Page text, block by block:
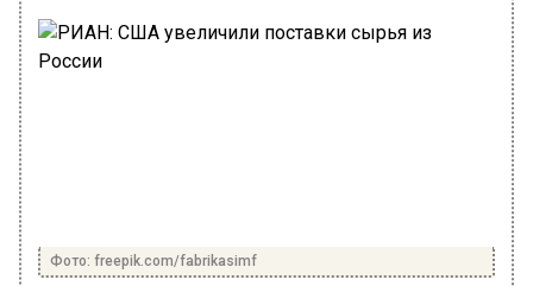
Фото: freepik.com/fabrikasimf